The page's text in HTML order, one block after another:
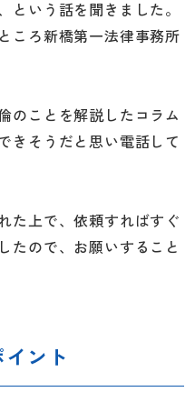
という話を聞きました。
ころ新橋第一法律事務所
のことを解説したコラム
きそうだと思い電話して
た上で、依頼すればすぐ
たので、お願いすること
ント